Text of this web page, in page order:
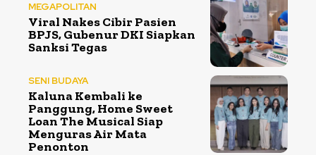
MEGAPOLITAN
Viral Nakes Cibir Pasien
BPJS, Gubenur DKI Siapkan
Sanksi Tegas
SENI BUDAYA
Kaluna Kembali ke
Panggung, Home Sweet
Loan The Musical Siap
Menguras Air Mata
Penonton